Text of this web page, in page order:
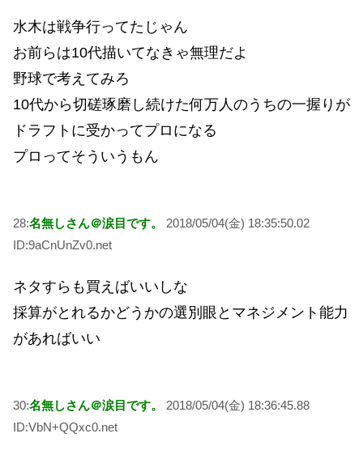
水木は戦争行ってたじゃん
お前らは10代描いてなきゃ無理だよ
野球で考えてみろ
10代から切磋琢磨し続けた何万人のうちの一握りが
ドラフトに受かってプロになる
プロってそういうもん
28:名無しさん＠涙目です。
2018/05/04(金) 18:35:50.02
ID:9aCnUnZv0.net
ネタすらも買えばいいしな
採算がとれるかどうかの選別眼とマネジメント能力
があればいい
30:名無しさん＠涙目です。
2018/05/04(金) 18:36:45.88
ID:VbN+QQxc0.net